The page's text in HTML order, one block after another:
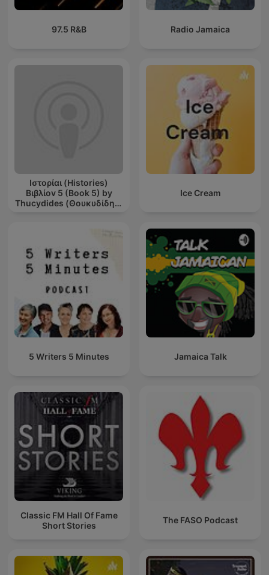
97.5 R&B Radio Jamaica
Ιστορίαι (Histories)
Βιβλίοv 5 (Book 5) by
Thucydides (Θουκυδίδης)
Ice Cream
5 Writers 5 Minutes Jamaica Talk
Classic FM Hall Of Fame
Short Stories
The FASO Podcast